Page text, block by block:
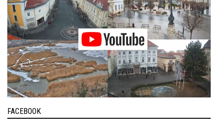
FACEBOOK